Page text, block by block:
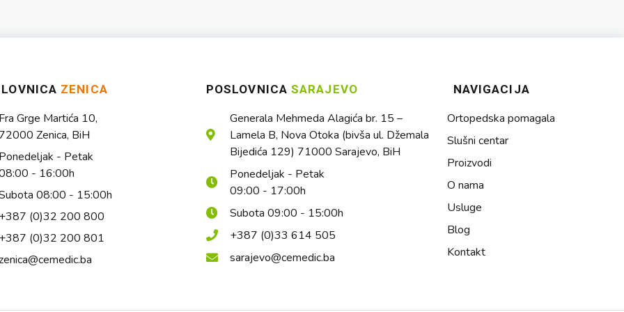
ZENICA
Grge Martića 10,
Zenica, BiH
- Petak
- 16:00h
08:00 - 15:00h
(0)32 200 800
(0)32 200 801
POSLOVNICASARAJEVO
Generala Mehmeda Alagića br. 15 –
Lamela B, Nova Otoka (bivša ul. Džemala
Bijedića 129) 71000 Sarajevo, BiH
Ponedeljak - Petak
09:00 - 17:00h
Subota 09:00 - 15:00h
+387 (0)33 614 505
sarajevo@cemedic.ba
NAVIGACIJA
Ortopedska pomagala
Slušni centar
Proizvodi
O nama
Usluge
Blog
Kontakt